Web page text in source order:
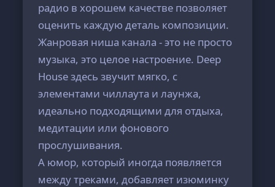
радио в хорошем качестве позволяет
оценить каждую деталь композиции.
Жанровая ниша канала - это не просто
музыка, это целое настроение. Deep
House здесь звучит мягко, с
элементами чиллаута и лаунжа,
идеально подходящими для отдыха,
медитации или фонового
прослушивания.
А юмор, который иногда появляется
между треками, добавляет изюминку